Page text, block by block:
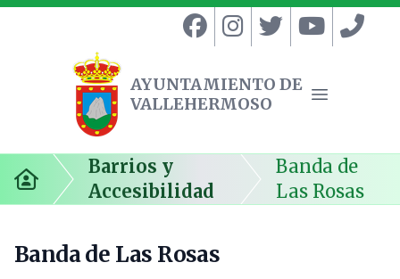
Ayuntamiento de Vallehermoso
AYUNTAMIENTO DE
VALLEHERMOSO
Abrir
Inicio
Barrios y
Accesibilidad
Banda de
Las Rosas
Banda de Las Rosas